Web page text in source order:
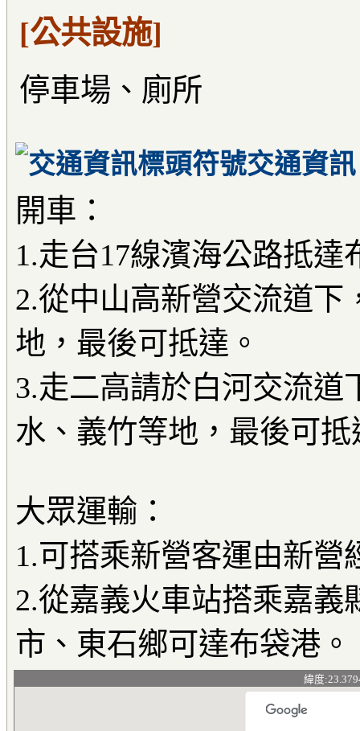
[公共設施]
停車場、廁所
交通資訊
開車：
1.走台17線濱海公路抵達
2.從中山高新營交流道下
地，最後可抵達。
3.走二高請於白河交流道
水、義竹等地，最後可
大眾運輸：
1.可搭乘新營客運由新營
2.從嘉義火車站搭乘嘉義
市、東石鄉可達布袋港。
緯度